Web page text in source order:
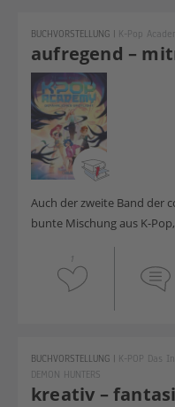
aufregend –
BUCHVORSTELLUNG | K-Pop
Auch der zweite Band der
bunte Mischung aus K-
1
kreativ –
BUCHVORSTELLUNG | K-POP Das
DEMON HUNTERS